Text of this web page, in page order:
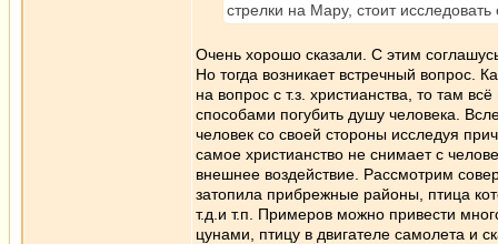
стрелки на Мару, стоит
Очень хорошо сказали. С этим
Но тогда возникает встречный вопрос.
на вопрос с т.з. христианства, то там
способами погубить душу человека.
человек со своей стороны исследуя
самое христианство не снимает с
внешнее воздействие. Рассмотрим
затопила прибрежные районы, птица
т.д.и т.п. Примеров можно привести
цунами, птицу в двигателе самолета и